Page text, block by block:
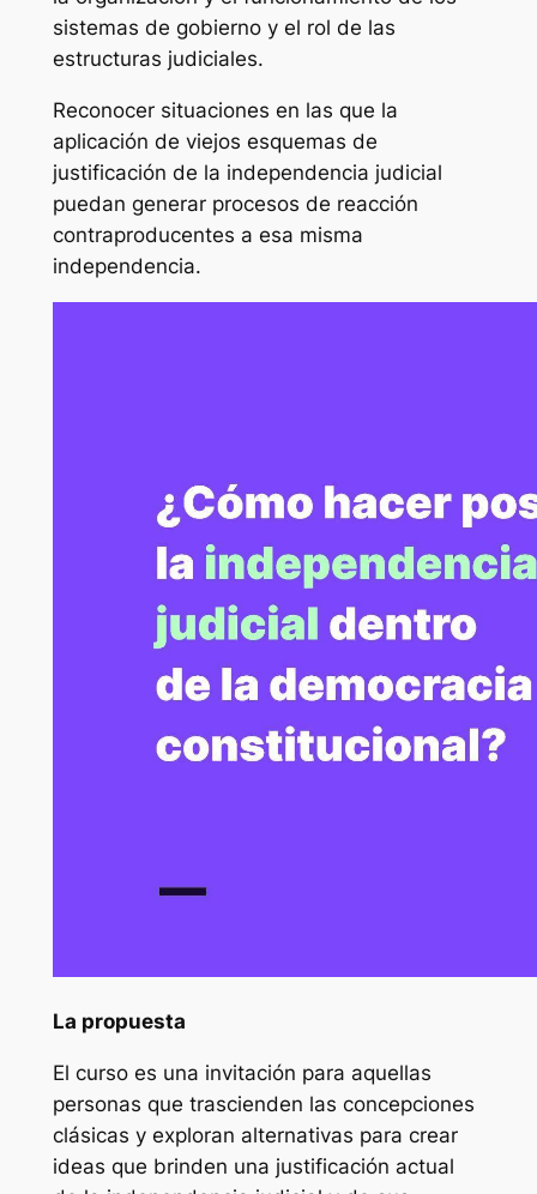
sistemas de gobierno y el rol de las
estructuras judiciales.
Reconocer situaciones en las que la
aplicación de viejos esquemas de
justificación de la independencia judicial
puedan generar procesos de reacción
contraproducentes a esa misma
independencia.
La propuesta
El curso es una invitación para aquellas
personas que trascienden las concepciones
clásicas y exploran alternativas para crear
ideas que brinden una justificación actual